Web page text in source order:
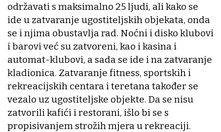
održavati s maksimalno 25 ljudi, ali kako se
ide u zatvaranje ugostiteljskih objekata, onda
se i njima obustavlja rad. Noćni i disko klubovi
i barovi već su zatvoreni, kao i kasina i
automat-klubovi, a sada se ide i na zatvaranje
kladionica. Zatvaranje fitness, sportskih i
rekreacijskih centara i teretana također se
vezalo uz ugostiteljske objekte. Da se nisu
zatvorili kafići i restorani, išlo bi se s
propisivanjem strožih mjera u rekreaciji.